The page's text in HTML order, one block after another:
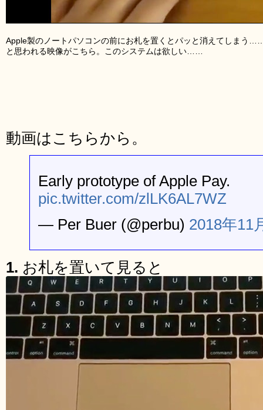
Apple製のノートパソコンの前にお札を置くとパッと消えてしまう
と思われる映像がこちら。このシステムは欲しい……
動画はこちらから。
Early prototype of Apple Pay.
pic.twitter.com/zlLK6AL7WZ
— Per Buer (@perbu) 2018年11
1. お札を置いて見ると